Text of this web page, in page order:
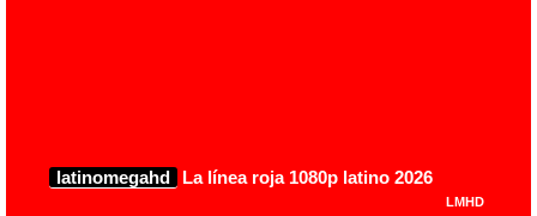
latinomegahd La línea roja 1080p latino 2026
LMHD